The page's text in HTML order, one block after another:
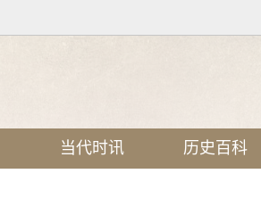
当代时讯 历史百科